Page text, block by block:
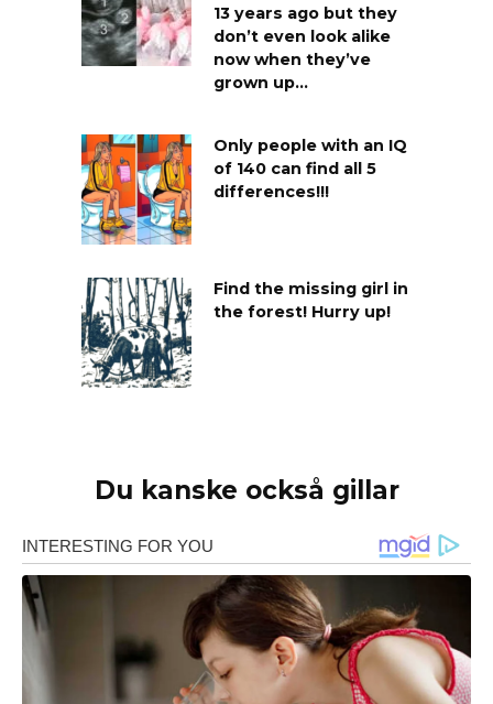
13 years ago but they
don’t even look alike
now when they’ve
grown up…
Only people with an IQ
of 140 can find all 5
differences!!!
Find the missing girl in
the forest! Hurry up!
Du kanske också gillar